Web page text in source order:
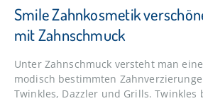
Smile Zahnkosmetik
mit Zahnschmuck
Unter Zahnschmuck versteht man
modisch bestimmten
Twinkles, Dazzler und Grills. Twinkles